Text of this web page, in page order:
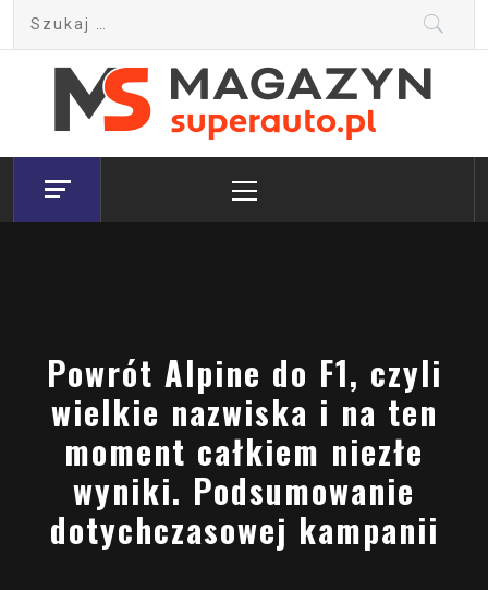
Magazyn.Superauto.pl
Nowy portal motoryzacyjny
Menu
Powrót Alpine do F1, czyli
wielkie nazwiska i na ten
moment całkiem niezłe
wyniki. Podsumowanie
dotychczasowej kampanii